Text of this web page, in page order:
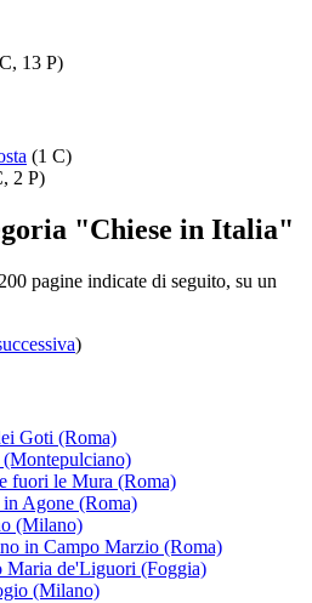
13 P)
(1 C)
2 P)
"Chiese in Italia"
pagine indicate di seguito, su un
)
Goti (Roma)
(Montepulciano)
fuori le Mura (Roma)
Agone (Roma)
(Milano)
in Campo Marzio (Roma)
Maria de'Liguori (Foggia)
(Milano)